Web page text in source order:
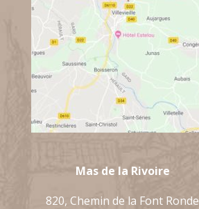
Mas de la Rivoire
820, Chemin de la Font Ronde